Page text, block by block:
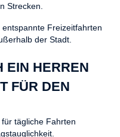
Strecken.
Freizeitfahrten
der Stadt.
EIN HERREN
FÜR DEN
tägliche Fahrten